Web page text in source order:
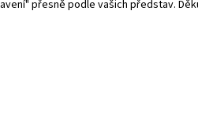
přesně podle vašich představ.